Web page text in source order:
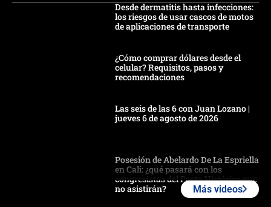
Desde dermatitis hasta infecciones:
los riesgos de usar cascos de motos
de aplicaciones de transporte
¿Cómo comprar dólares desde el
celular? Requisitos, pasos y
recomendaciones
Las seis de las 6 con Juan Lozano |
jueves 6 de agosto de 2026
Posesión de Abelardo De La Espriella
en Cali: ¿qué pasará con los
congresistas del Pacto Histórico que
no asistirán?
Más videos